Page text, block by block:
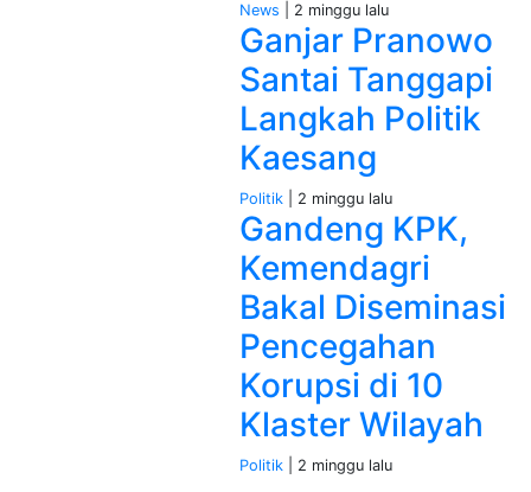
News | 2 minggu lalu
Ganjar Pranowo
Santai Tanggapi
Langkah Politik
Kaesang
Politik| 2 minggu lalu
Gandeng KPK,
Kemendagri
Bakal Diseminasi
Pencegahan
Korupsi di 10
Klaster Wilayah
Politik| 2 minggu lalu